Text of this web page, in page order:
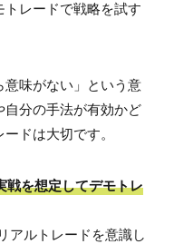
トレードで戦略を試す
意味がない」という意
自分の手法が有効かど
ドは大切です。
戦を想定してデモトレ
アルトレードを意識し